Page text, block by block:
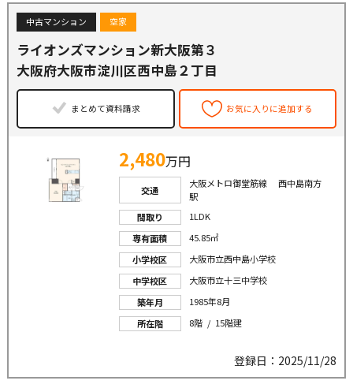
中古マンション 空家
ライオンズマンション新大阪第３
大阪府大阪市淀川区西中島２丁目
まとめて資料請求 お気に入りに追加する
2,480万円
交通
大阪メトロ御堂筋線 西中島南方
駅
間取り
1LDK
専有面積
45.85㎡
小学校区
大阪市立西中島小学校
中学校区
大阪市立十三中学校
築年月
1985年8月
所在階
8階 / 15階建
登録日：2025/11/28